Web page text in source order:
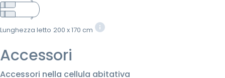
Lunghezza letto 200 x 170 cm
Accessori
Accessori nella cellula abitativa